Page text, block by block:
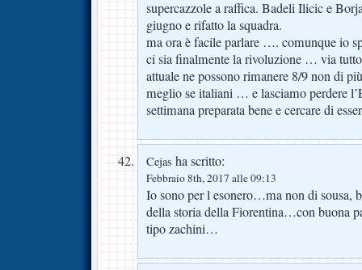
supercazzole a raffica. Badeli Ilicic e
giugno e rifatto la squadra.
ma ora è facile parlare …. comunque io
ci sia finalmente la rivoluzione … via
attuale ne possono rimanere 8/9 non di
meglio se italiani … e lasciamo perdere
settimana preparata bene e cercare di
Cejas ha scritto:
Febbraio 8th, 2017 alle 09:13
Io sono per l esonero…ma non di sousa,
della storia della Fiorentina…con buona
tipo zachini…